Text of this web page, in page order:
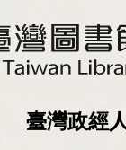
臺灣政經